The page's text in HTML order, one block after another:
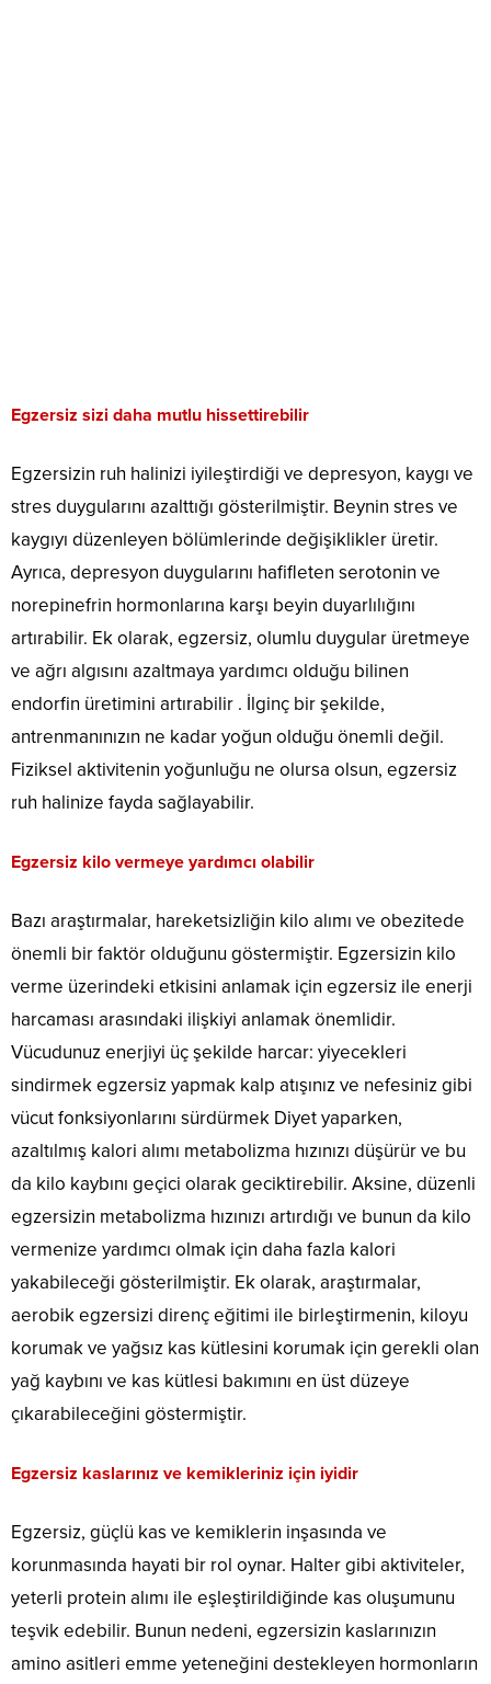
Egzersiz sizi daha mutlu hissettirebilir
Egzersizin ruh halinizi iyileştirdiği ve depresyon, kaygı ve
stres duygularını azalttığı gösterilmiştir. Beynin stres ve
kaygıyı düzenleyen bölümlerinde değişiklikler üretir.
Ayrıca, depresyon duygularını hafifleten serotonin ve
norepinefrin hormonlarına karşı beyin duyarlılığını
artırabilir. Ek olarak, egzersiz, olumlu duygular üretmeye
ve ağrı algısını azaltmaya yardımcı olduğu bilinen
endorfin üretimini artırabilir . İlginç bir şekilde,
antrenmanınızın ne kadar yoğun olduğu önemli değil.
Fiziksel aktivitenin yoğunluğu ne olursa olsun, egzersiz
ruh halinize fayda sağlayabilir.
Egzersiz kilo vermeye yardımcı olabilir
Bazı araştırmalar, hareketsizliğin kilo alımı ve obezitede
önemli bir faktör olduğunu göstermiştir. Egzersizin kilo
verme üzerindeki etkisini anlamak için egzersiz ile enerji
harcaması arasındaki ilişkiyi anlamak önemlidir.
Vücudunuz enerjiyi üç şekilde harcar: yiyecekleri
sindirmek egzersiz yapmak kalp atışınız ve nefesiniz gibi
vücut fonksiyonlarını sürdürmek Diyet yaparken,
azaltılmış kalori alımı metabolizma hızınızı düşürür ve bu
da kilo kaybını geçici olarak geciktirebilir. Aksine, düzenli
egzersizin metabolizma hızınızı artırdığı ve bunun da kilo
vermenize yardımcı olmak için daha fazla kalori
yakabileceği gösterilmiştir. Ek olarak, araştırmalar,
aerobik egzersizi direnç eğitimi ile birleştirmenin, kiloyu
korumak ve yağsız kas kütlesini korumak için gerekli olan
yağ kaybını ve kas kütlesi bakımını en üst düzeye
çıkarabileceğini göstermiştir.
Egzersiz kaslarınız ve kemikleriniz için iyidir
Egzersiz, güçlü kas ve kemiklerin inşasında ve
korunmasında hayati bir rol oynar. Halter gibi aktiviteler,
yeterli protein alımı ile eşleştirildiğinde kas oluşumunu
teşvik edebilir. Bunun nedeni, egzersizin kaslarınızın
amino asitleri emme yeteneğini destekleyen hormonların